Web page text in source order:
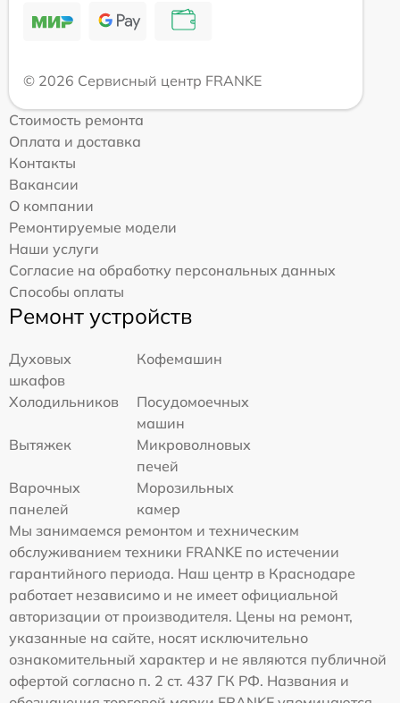
© 2026 Сервисный центр FRANKE
Стоимость ремонта
Оплата и доставка
Контакты
Вакансии
О компании
Ремонтируемые модели
Наши услуги
Согласие на обработку персональных данных
Способы оплаты
Ремонт устройств
Духовых
шкафов
Кофемашин
Холодильников
Посудомоечных
машин
Вытяжек
Микроволновых
печей
Варочных
панелей
Морозильных
камер
Мы занимаемся ремонтом и техническим
обслуживанием техники FRANKE по истечении
гарантийного периода. Наш центр в Краснодаре
работает независимо и не имеет официальной
авторизации от производителя. Цены на ремонт,
указанные на сайте, носят исключительно
ознакомительный характер и не являются публичной
офертой согласно п. 2 ст. 437 ГК РФ. Названия и